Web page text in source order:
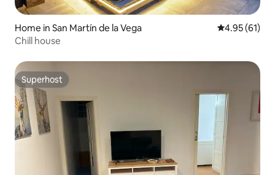
Home in San Martín de la Vega 4.95 out of 5
4.95 (61)
Chill house
Superhost
Superhost